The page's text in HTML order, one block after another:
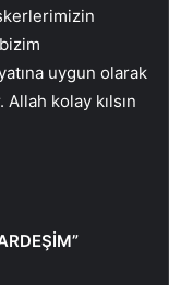
uygun olarak
kolay kılsın